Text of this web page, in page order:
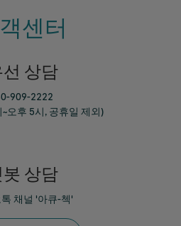
센터
선 상담
909-2222
오후 5시, 공휴일 제외)
상담
채널 '아큐-첵'